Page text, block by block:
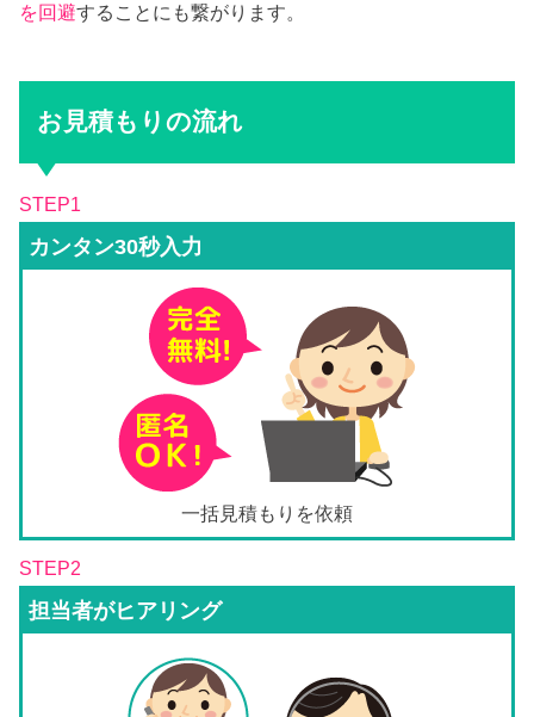
を回避することにも繋がります。
お見積もりの流れ
STEP1
カンタン30秒入力
一括見積もりを依頼
STEP2
担当者がヒアリング